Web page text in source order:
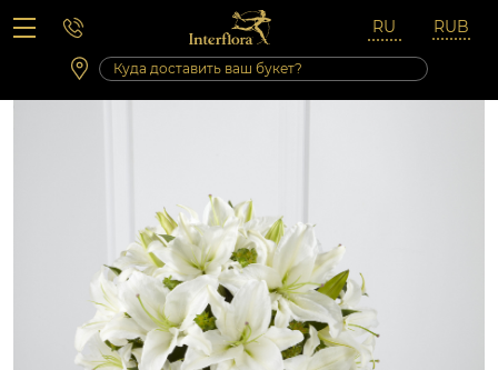
Вопросы-ответы
Сб 10:00 ‐ 14:00
Выходные и праздничные дни